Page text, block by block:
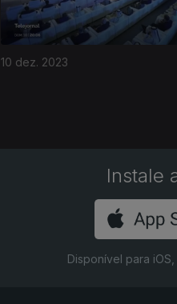
10 dez. 2023
Instale
Disponível para